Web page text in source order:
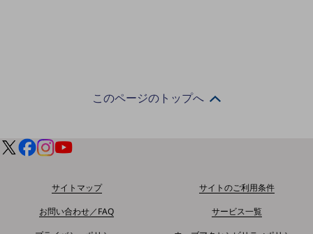
タフネススマートフォン
ドコモケータイ
このページのトップへ
サイトマップ
サイトのご利用条件
お問い合わせ／FAQ
サービス一覧